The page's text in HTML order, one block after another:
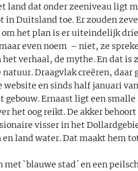
dat onder zeeniveau ligt
Duitsland toe. Er zouden
het plan is er uiteindelijk
even noem – niet, ze
verhaal, de mythe. En dat
Draagvlak creëren, daar
website en sinds half januari
gebouw. Ernaast ligt een
het oog reikt. De akker
visser in het
land water. Dat maakt hem
`blauwe stad´ en een